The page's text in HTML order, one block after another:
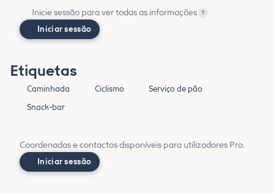
Inicie sessão para ver todas as informações ?
Iniciar sessão
Etiquetas
Caminhada Ciclismo
Serviço de pão
Snack-bar
Coordenadas e contactos disponíveis para utilizadores Pro.
Iniciar sessão